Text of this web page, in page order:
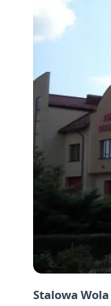
Stalowa Wola